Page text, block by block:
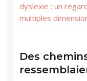
dyslexie : un
multiples
Des